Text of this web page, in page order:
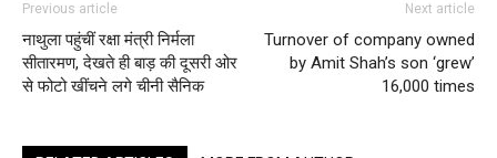
Previous article
नाथुला पहुंचीं रक्षा मंत्री निर्मला
सीतारमण, देखते ही बाड़ की दूसरी ओर
से फोटो खींचने लगे चीनी सैनिक
Next article
Turnover of company owned
by Amit Shah’s son ‘grew’
16,000 times